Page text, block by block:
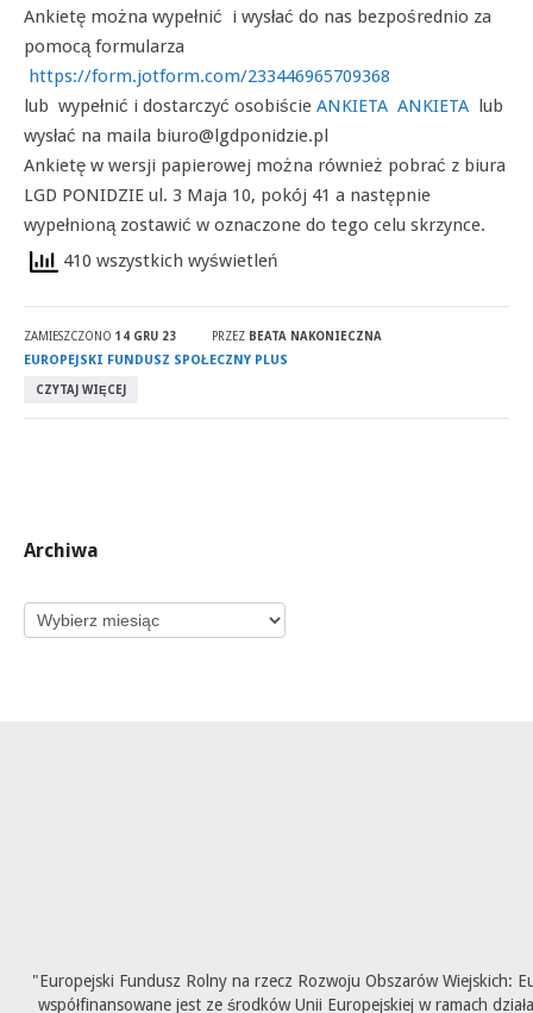
Ankietę można wypełnić i wysłać do nas bezpośrednio za
pomocą formularza
https://form.jotform.com/233446965709368
lub wypełnić i dostarczyć osobiście ANKIETA ANKIETA lub
wysłać na maila biuro@lgdponidzie.pl
Ankietę w wersji papierowej można również pobrać z biura
LGD PONIDZIE ul. 3 Maja 10, pokój 41 a następnie
wypełnioną zostawić w oznaczone do tego celu skrzynce.
410 wszystkich wyświetleń
ZAMIESZCZONO 14 GRU 23 PRZEZ BEATA NAKONIECZNA
EUROPEJSKI FUNDUSZ SPOŁECZNY PLUS
CZYTAJ WIĘCEJ
Archiwa
Archiwa
"Europejski Fundusz Rolny na rzecz Rozwoju Obszarów Wiejskich:
współfinansowane jest ze środków Unii Europejskiej w ramach